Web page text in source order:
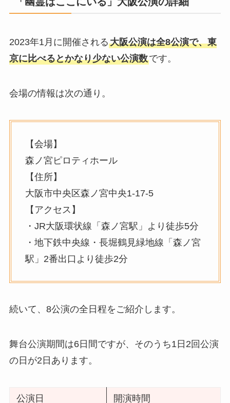
2023年1月に開催される大阪公演は全8公演で、東
京に比べるとかなり少ない公演数です。
会場の情報は次の通り。
【会場】
森ノ宮ピロティホール
【住所】
大阪市中央区森ノ宮中央1-17-5
【アクセス】
・JR大阪環状線「森ノ宮駅」より徒歩5分
・地下鉄中央線・長堀鶴見緑地線「森ノ宮
駅」2番出口より徒歩2分
続いて、8公演の全日程をご紹介します。
舞台公演期間は6日間ですが、そのうち1日2回公演
の日が2日あります。
公演日 開演時間